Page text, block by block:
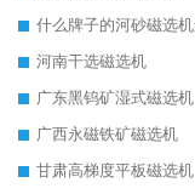
河南干选磁选机
广东黑钨矿湿式磁选机
广西永磁铁矿磁选机
甘肃高梯度平板磁选机